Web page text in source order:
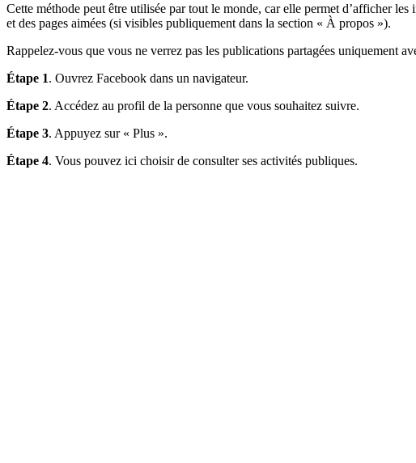
Cette méthode peut être utilisée par tout le monde, car elle permet d’afficher
et des pages aimées (si visibles publiquement dans la section « À propos »).
Rappelez-vous que vous ne verrez pas les publications partagées uniquement
Étape 1. Ouvrez Facebook dans un navigateur.
Étape 2. Accédez au profil de la personne que vous souhaitez suivre.
Étape 3. Appuyez sur « Plus ».
Étape 4. Vous pouvez ici choisir de consulter ses activités publiques.